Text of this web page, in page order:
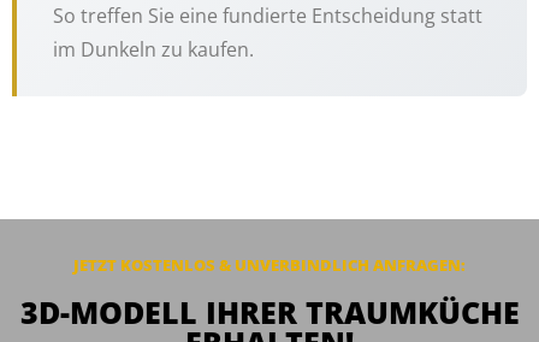
So treffen Sie eine fundierte Entscheidung statt
im Dunkeln zu kaufen.
JETZT KOSTENLOS & UNVERBINDLICH ANFRAGEN:
3D-MODELL IHRER TRAUMKÜCHE